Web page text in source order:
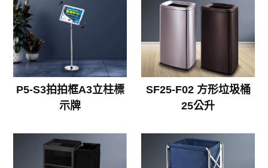
P5-S3拍拍框A3立柱標
示牌
SF25-F02 方形垃圾桶
25公升